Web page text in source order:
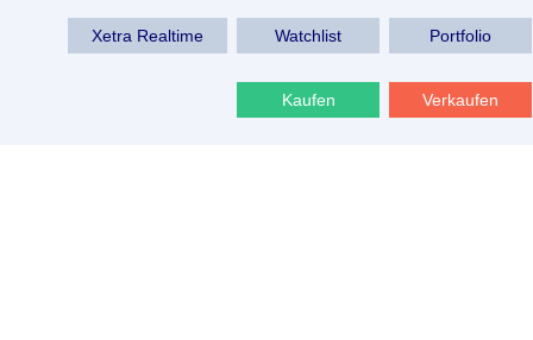
Xetra Realtime Watchlist Portfolio
Kaufen Verkaufen